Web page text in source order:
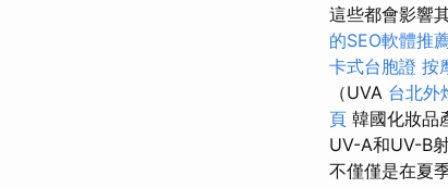
這些都會影響
的SEO軟體推
卡式台胞證 按
（UVA 台北外
頁 韓國化妝品
UV-A和UV-B
不僅僅是在夏